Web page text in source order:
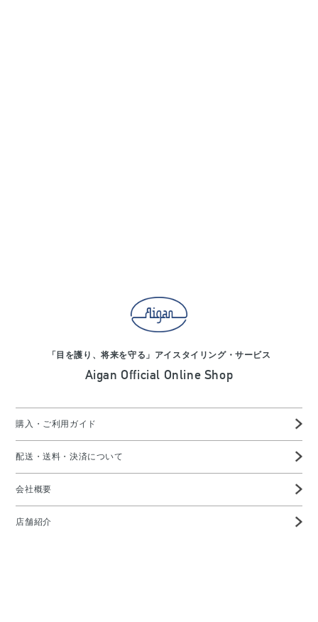
「目を護り、将来を守る」アイスタイリング・サービス
Aigan Official Online Shop
購入・ご利用ガイド
配送・送料・決済について
会社概要
店舗紹介